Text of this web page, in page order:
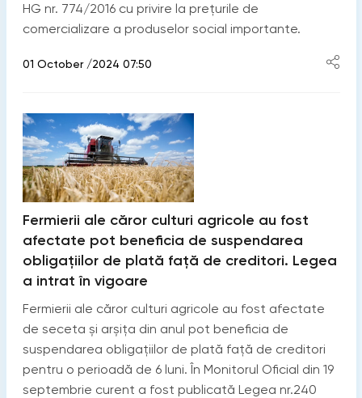
HG nr. 774/2016 cu privire la prețurile de
comercializare a produselor social importante.
01 October /2024 07:50
Fermierii ale căror culturi agricole au fost
afectate pot beneficia de suspendarea
obligațiilor de plată față de creditori. Legea
a intrat în vigoare
Fermierii ale căror culturi agricole au fost afectate
de seceta și arșița din anul pot beneficia de
suspendarea obligațiilor de plată față de creditori
pentru o perioadă de 6 luni. În Monitorul Oficial din 19
septembrie curent a fost publicată Legea nr.240